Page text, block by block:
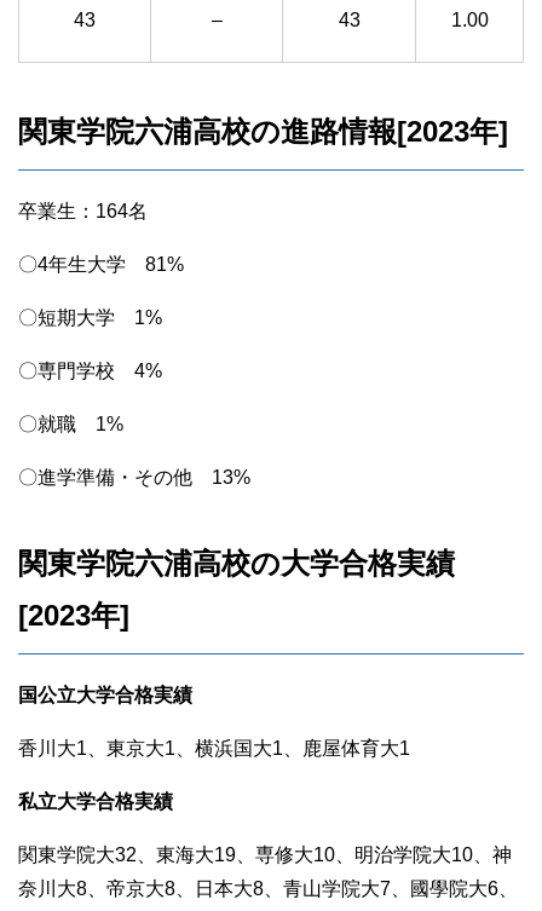
43 – 43 1.00
関東学院六浦高校の進路情報[2023年]
卒業生：164名
〇4年生大学 81%
〇短期大学 1%
〇専門学校 4%
〇就職 1%
〇進学準備・その他 13%
関東学院六浦高校の大学合格実績
[2023年]
国公立大学合格実績
香川大1、東京大1、横浜国大1、鹿屋体育大1
私立大学合格実績
関東学院大32、東海大19、専修大10、明治学院大10、神
奈川大8、帝京大8、日本大8、青山学院大7、國學院大6、